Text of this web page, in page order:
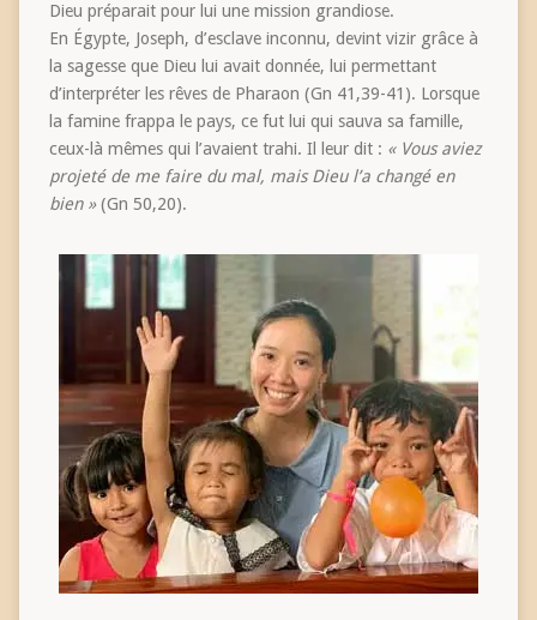
Dieu préparait pour lui une mission grandiose.
En Égypte, Joseph, d’esclave inconnu, devint vizir grâce à
la sagesse que Dieu lui avait donnée, lui permettant
d’interpréter les rêves de Pharaon (Gn 41,39-41). Lorsque
la famine frappa le pays, ce fut lui qui sauva sa famille,
ceux-là mêmes qui l’avaient trahi. Il leur dit : « Vous aviez
projeté de me faire du mal, mais Dieu l’a changé en
bien »(Gn 50,20).